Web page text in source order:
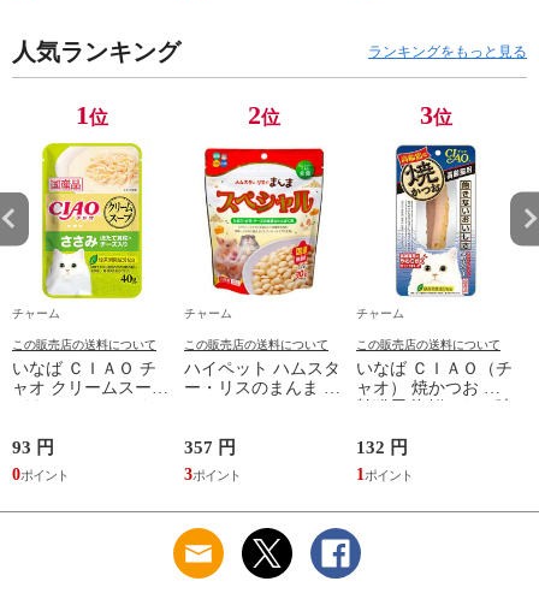
人気ランキング ランキングをもっと見る
1位
チャーム
この販売店の送料について
いなば ＣＩＡＯ チ
ャオ クリームスープ
パウチ ささみ ほた
４０ｇ 猫 キャット
フード 関東当日便
93 円
0
2位
チャーム
この販売店の送料について
ハイペット ハムスタ
ー・リスのまんま ス
東当日便
357 円
3
3位
チャーム
この販売店の送料について
いなば ＣＩＡＯ（チ
ャオ） 焼かつお 高
齢猫用 海鮮ほたて味
当日便
132 円
1